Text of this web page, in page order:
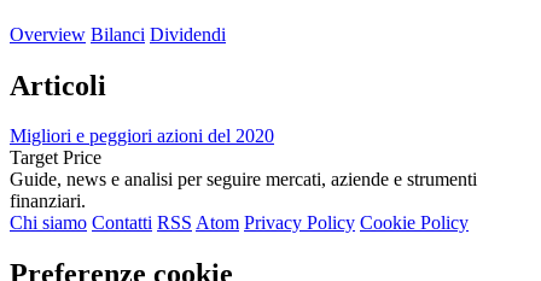
Overview Bilanci Dividendi
Articoli
Migliori e peggiori azioni del 2020
Target Price
Guide, news e analisi per seguire mercati, aziende e strumenti
finanziari.
Chi siamo Contatti RSS Atom Privacy Policy Cookie Policy
Preferenze cookie